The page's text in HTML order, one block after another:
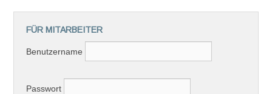
FÜR MITARBEITER
Benutzername
Passwort